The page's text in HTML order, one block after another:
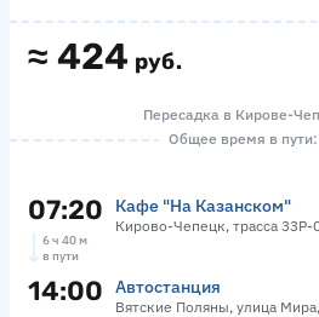
≈ 424 руб.
Пересадка в Кирове-
Общее время в пути:
07:20 Кафе "На Казанском"
Кирово-Чепецк, трасса 33Р-
6 ч 40 м
в пути
14:00 Автостанция
Вятские Поляны, улица